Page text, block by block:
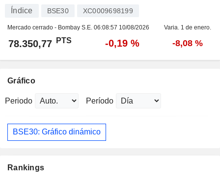
Índice BSE30 XC0009698199
Mercado cerrado - Bombay S.E. 06:08:57 10/08/2026 Varia. 1 de enero.
78.350,77 PTS -0,19 % -8,08 %
Gráfico
Periodo Período
BSE30: Gráfico dinámico
Rankings